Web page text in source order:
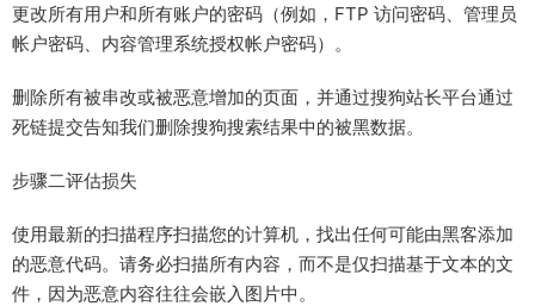
更改所有用户和所有账户的密码（例如，FTP 访问密码、管理员
帐户密码、内容管理系统授权帐户密码）。
删除所有被串改或被恶意增加的页面，并通过搜狗站长平台通过
死链提交告知我们删除搜狗搜索结果中的被黑数据。
步骤二评估损失
使用最新的扫描程序扫描您的计算机，找出任何可能由黑客添加
的恶意代码。请务必扫描所有内容，而不是仅扫描基于文本的文
件，因为恶意内容往往会嵌入图片中。